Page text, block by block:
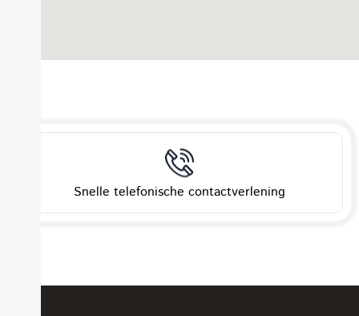
Snelle telefonische contactverlening